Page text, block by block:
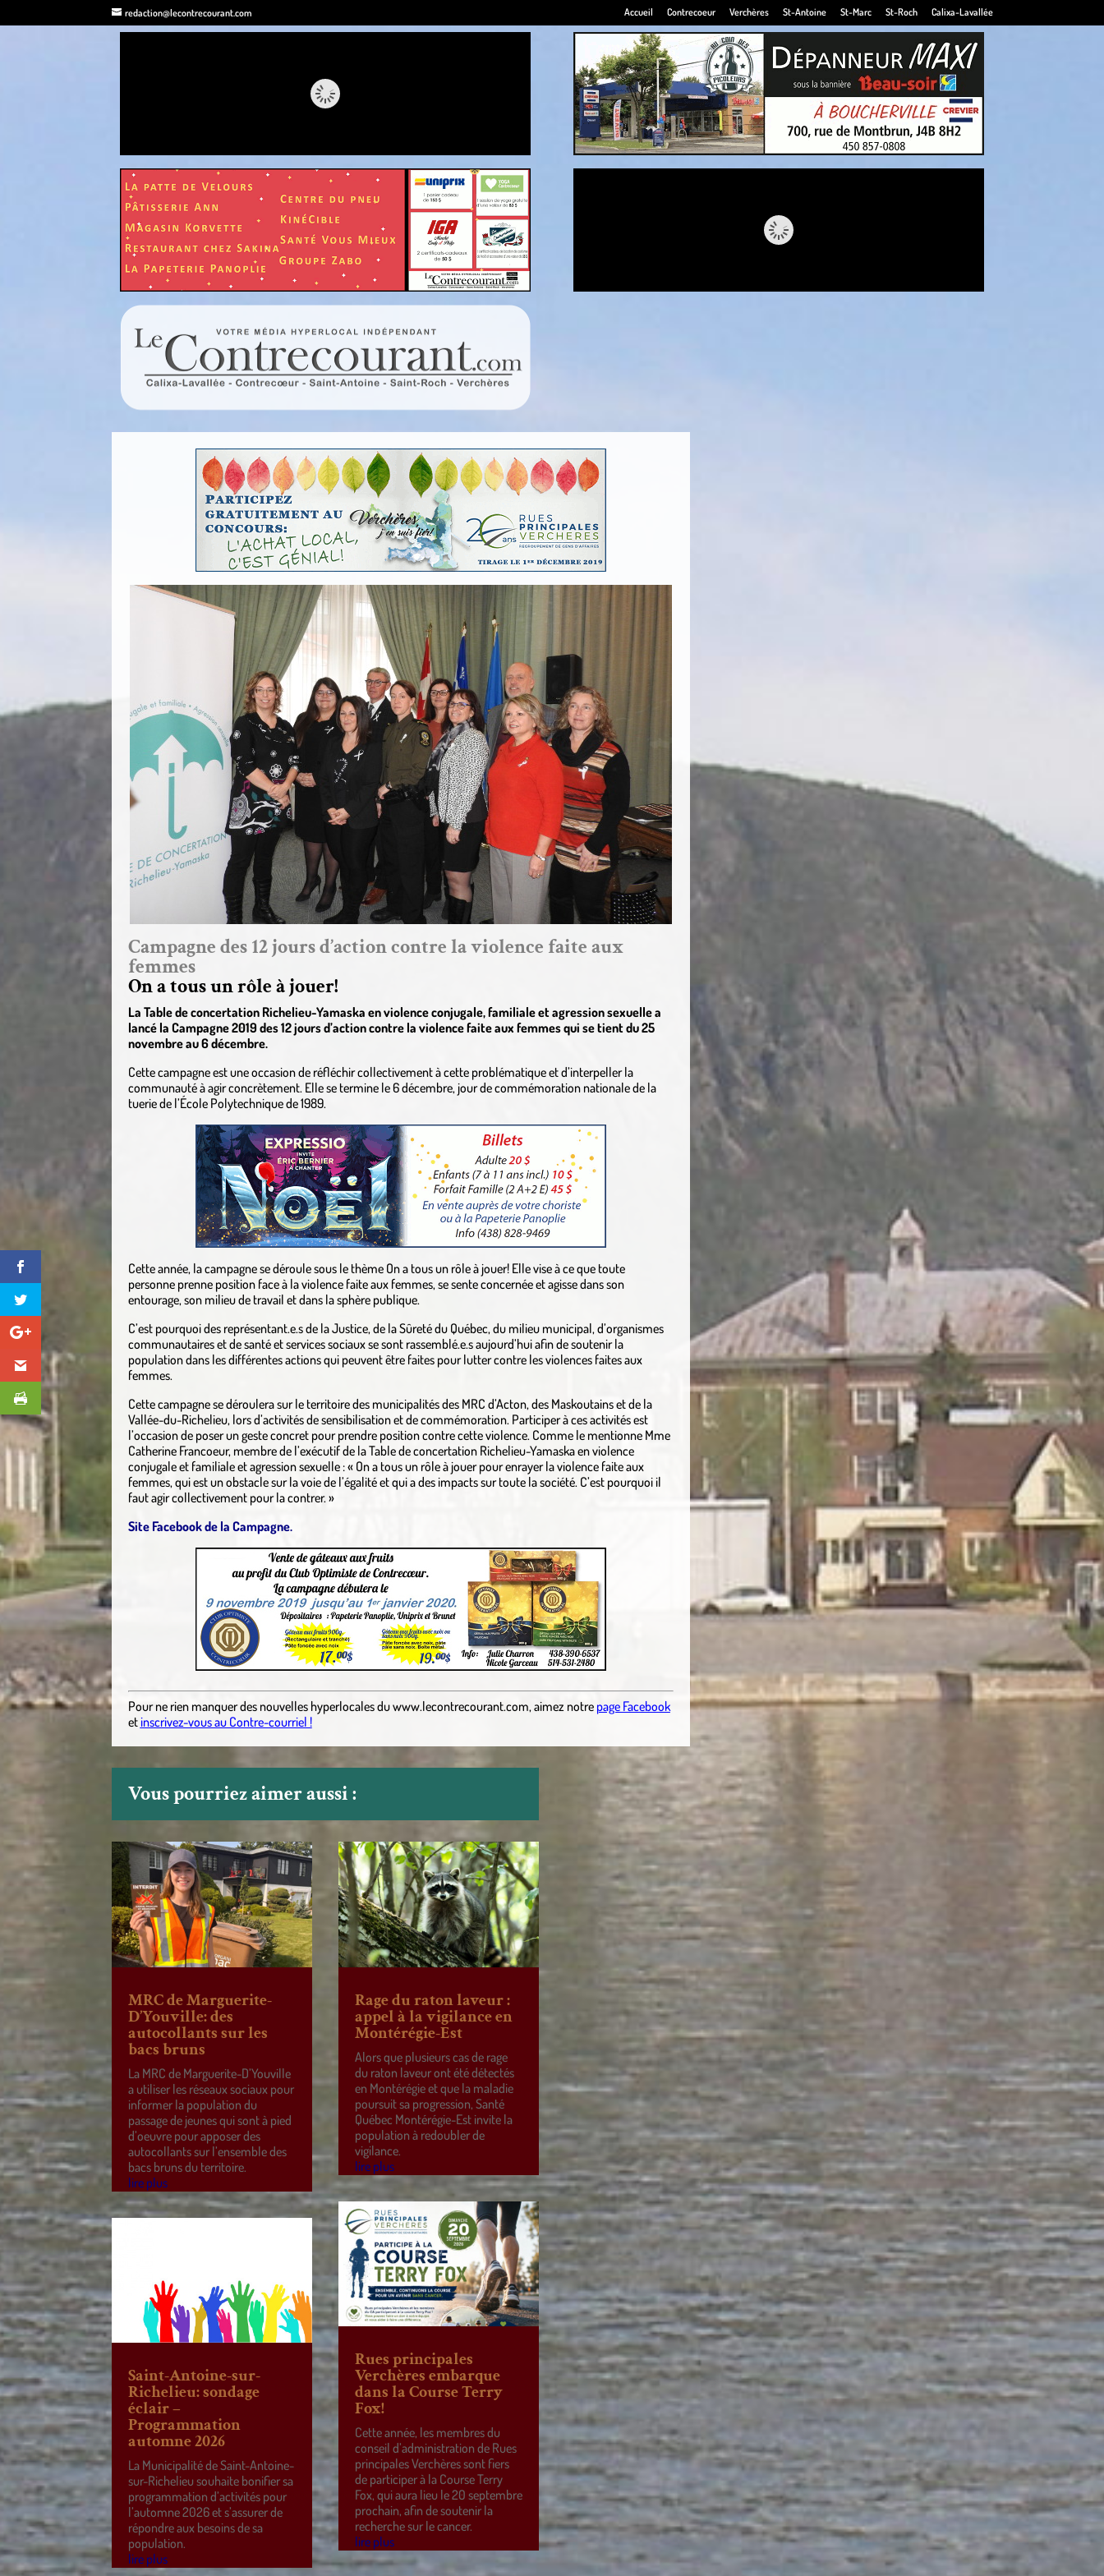
redaction@lecontrecourant.com Accueil Contrecoeur Verchères St-Antoine St-Marc St-Roch Calixa-Lavallée
Campagne des 12 jours d’action contre la violence faite aux
femmes
On a tous un rôle à jouer!
La Table de concertation Richelieu-Yamaska en violence conjugale, familiale et agression sexuelle a
lancé la Campagne 2019 des 12 jours d’action contre la violence faite aux femmes qui se tient du 25
novembre au 6 décembre.
Cette campagne est une occasion de réfléchir collectivement à cette problématique et d’interpeller la
communauté à agir concrètement. Elle se termine le 6 décembre, jour de commémoration nationale de la
tuerie de l’École Polytechnique de 1989.
Cette année, la campagne se déroule sous le thème On a tous un rôle à jouer! Elle vise à ce que toute
personne prenne position face à la violence faite aux femmes, se sente concernée et agisse dans son
entourage, son milieu de travail et dans la sphère publique.
C’est pourquoi des représentant.e.s de la Justice, de la Sûreté du Québec, du milieu municipal, d’organismes
communautaires et de santé et services sociaux se sont rassemblé.e.s aujourd’hui afin de soutenir la
population dans les différentes actions qui peuvent être faites pour lutter contre les violences faites aux
femmes.
Cette campagne se déroulera sur le territoire des municipalités des MRC d’Acton, des Maskoutains et de la
Vallée-du-Richelieu, lors d’activités de sensibilisation et de commémoration. Participer à ces activités est
l’occasion de poser un geste concret pour prendre position contre cette violence. Comme le mentionne Mme
Catherine Francoeur, membre de l’exécutif de la Table de concertation Richelieu-Yamaska en violence
conjugale et familiale et agression sexuelle : « On a tous un rôle à jouer pour enrayer la violence faite aux
femmes, qui est un obstacle sur la voie de l’égalité et qui a des impacts sur toute la société. C’est pourquoi il
faut agir collectivement pour la contrer. »
Site Facebook de la Campagne.
Pour ne rien manquer des nouvelles hyperlocalesduwww.lecontrecourant.com,aimez notre page Facebook
etinscrivez-vous au Contre-courriel !
Vous pourriez aimer aussi :
MRC de Marguerite-
D’Youville: des
autocollants sur les
bacs bruns
La MRC de Marguerite-D’Youville
a utiliser les réseaux sociaux pour
informer la population du
passage de jeunes qui sont à pied
d’oeuvre pour apposer des
autocollants sur l’ensemble des
bacs bruns du territoire.
lire plus
Saint-Antoine-sur-
Richelieu: sondage
éclair –
Programmation
automne 2026
La Municipalité de Saint-Antoine-
sur-Richelieu souhaite bonifier sa
programmation d’activités pour
l’automne 2026 et s’assurer de
répondre aux besoins de sa
population.
lire plus
Rage du raton laveur :
appel à la vigilance en
Montérégie-Est
Alors que plusieurs cas de rage
du raton laveur ont été détectés
en Montérégie et que la maladie
poursuit sa progression, Santé
Québec Montérégie-Est invite la
population à redoubler de
vigilance.
lire plus
Rues principales
Verchères embarque
dans la Course Terry
Fox!
Cette année, les membres du
conseil d’administration de Rues
principales Verchères sont fiers
de participer à la Course Terry
Fox, qui aura lieu le 20 septembre
prochain, afin de soutenir la
recherche sur le cancer.
lire plus